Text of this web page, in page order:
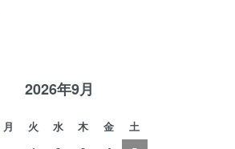
2026年9月
月 火 水 木 金
土